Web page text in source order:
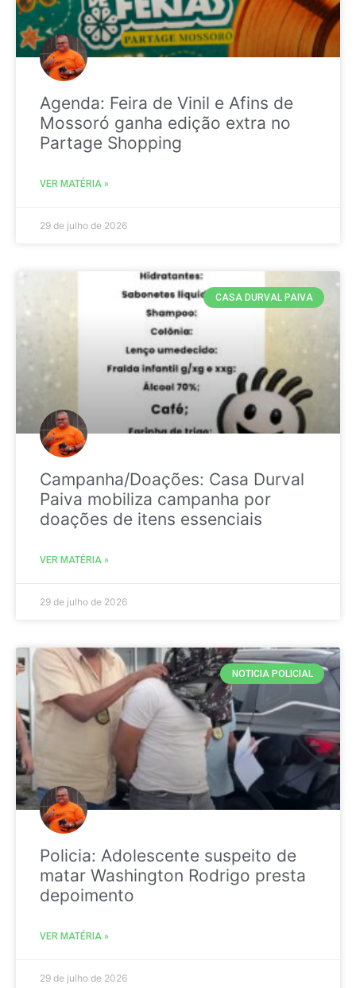
Agenda: Feira de Vinil e Afins de
Mossoró ganha edição extra no
Partage Shopping
VER MATÉRIA »
29 de julho de 2026
CASA DURVAL PAIVA
Campanha/Doações: Casa Durval
Paiva mobiliza campanha por
doações de itens essenciais
VER MATÉRIA »
29 de julho de 2026
NOTICIA POLICIAL
Policia: Adolescente suspeito de
matar Washington Rodrigo presta
depoimento
VER MATÉRIA »
29 de julho de 2026